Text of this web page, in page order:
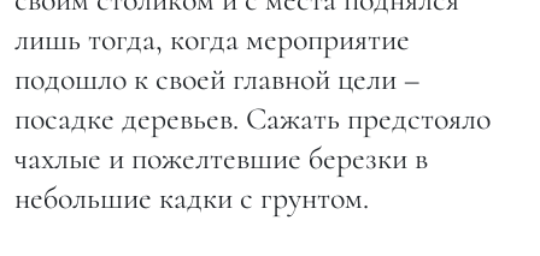
лишь тогда, когда мероприятие
подошло к своей главной цели –
посадке деревьев. Сажать предстояло
чахлые и пожелтевшие березки в
небольшие кадки с грунтом.